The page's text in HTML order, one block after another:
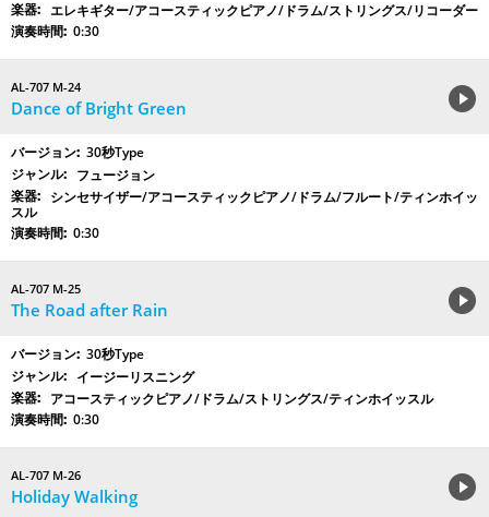
エレキギター/アコースティックピアノ/ドラム/ストリングス/リコーダー
0:30
AL-707 M-24
Dance of Bright Green
30秒Type
フュージョン
シンセサイザー/アコースティックピアノ/ドラム/フルート/ティンホイッ
スル
0:30
AL-707 M-25
The Road after Rain
30秒Type
イージーリスニング
アコースティックピアノ/ドラム/ストリングス/ティンホイッスル
0:30
AL-707 M-26
Holiday Walking